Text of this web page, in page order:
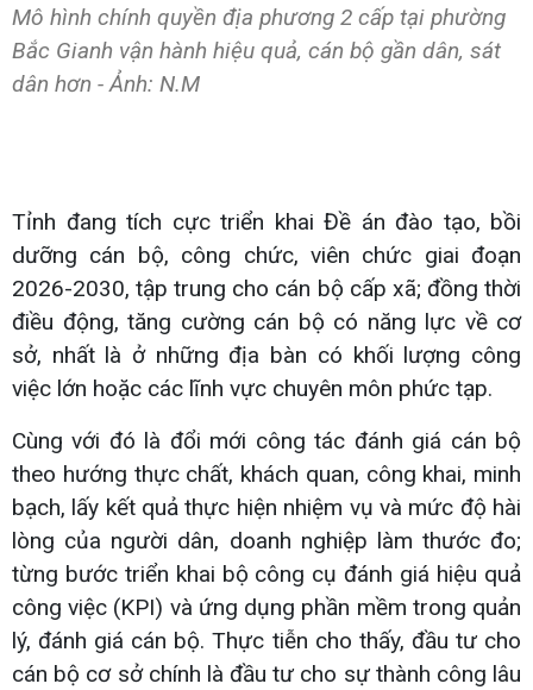
Mô hình chính quyền địa phương 2 cấp tại phường
Bắc Gianh vận hành hiệu quả, cán bộ gần dân, sát
dân hơn - Ảnh: N.M
Tỉnh đang tích cực triển khai Đề án đào tạo, bồi
dưỡng cán bộ, công chức, viên chức giai đoạn
2026-2030, tập trung cho cán bộ cấp xã; đồng thời
điều động, tăng cường cán bộ có năng lực về cơ
sở, nhất là ở những địa bàn có khối lượng công
việc lớn hoặc các lĩnh vực chuyên môn phức tạp.
Cùng với đó là đổi mới công tác đánh giá cán bộ
theo hướng thực chất, khách quan, công khai, minh
bạch, lấy kết quả thực hiện nhiệm vụ và mức độ hài
lòng của người dân, doanh nghiệp làm thước đo;
từng bước triển khai bộ công cụ đánh giá hiệu quả
công việc (KPI) và ứng dụng phần mềm trong quản
lý, đánh giá cán bộ. Thực tiễn cho thấy, đầu tư cho
cán bộ cơ sở chính là đầu tư cho sự thành công lâu